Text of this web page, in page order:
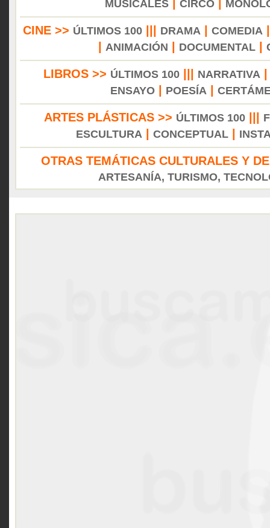
MUSICALES CIRCO
CINE >> ÚLTIMOS 100||| DRAMA COMEDIA
ANIMACIÓN DOCUMENTAL|
LIBROS >> ÚLTIMOS 100 NARRATIVA
ENSAYO| POESÍA
ARTES PLÁSTICAS >> ÚLTIMOS 100|||
ESCULTURA
CONCEPTUAL
OTRAS TEMÁTICAS CULTURALES Y
ARTESANÍA, TURISMO,